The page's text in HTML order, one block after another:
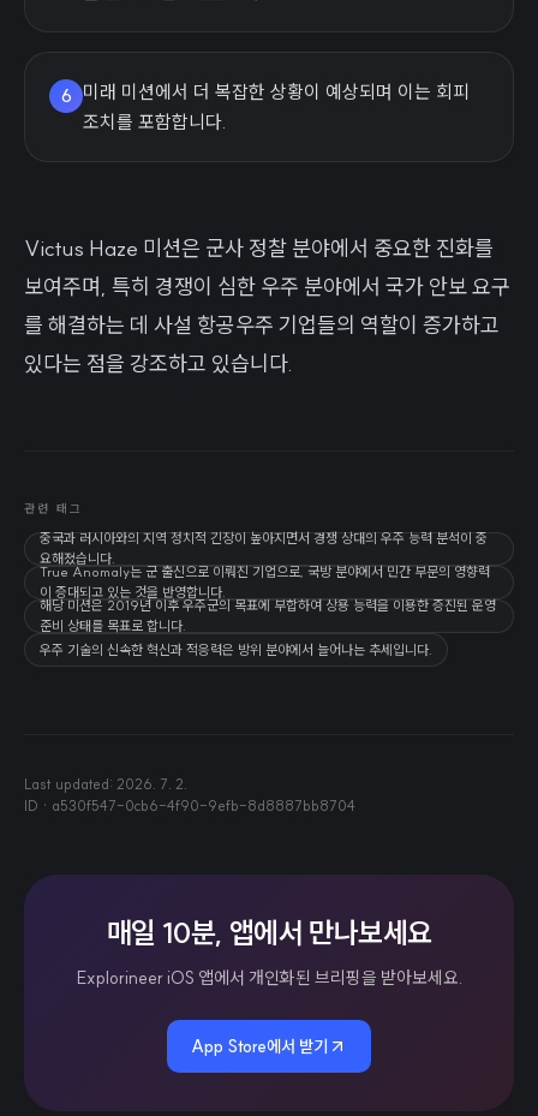
6
미래 미션에서 더 복잡한 상황이 예상되며 이는 회피
조치를 포함합니다.
Victus Haze 미션은 군사 정찰 분야에서 중요한 진화를
보여주며, 특히 경쟁이 심한 우주 분야에서 국가 안보 요구
를 해결하는 데 사설 항공우주 기업들의 역할이 증가하고
있다는 점을 강조하고 있습니다.
관련 태그
중국과 러시아와의 지역 정치적 긴장이 높아지면서 경쟁 상대의 우주 능력 분석이 중
요해졌습니다.
True Anomaly는 군 출신으로 이뤄진 기업으로, 국방 분야에서 민간 부문의 영향력
이 증대되고 있는 것을 반영합니다.
해당 미션은 2019년 이후 우주군의 목표에 부합하여 상용 능력을 이용한 증진된 운영
준비 상태를 목표로 합니다.
우주 기술의 신속한 혁신과 적응력은 방위 분야에서 늘어나는 추세입니다.
Last updated: 2026. 7. 2.
ID · a530f547-0cb6-4f90-9efb-8d8887bb8704
매일 10분, 앱에서 만나보세요
Explorineer iOS 앱에서 개인화된 브리핑을 받아보세요.
App Store에서 받기